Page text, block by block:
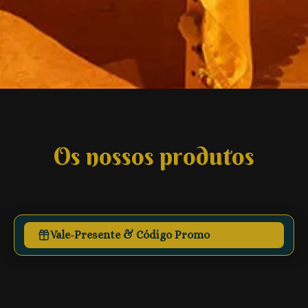
Os nossos produtos
Vale-Presente & Código Promo